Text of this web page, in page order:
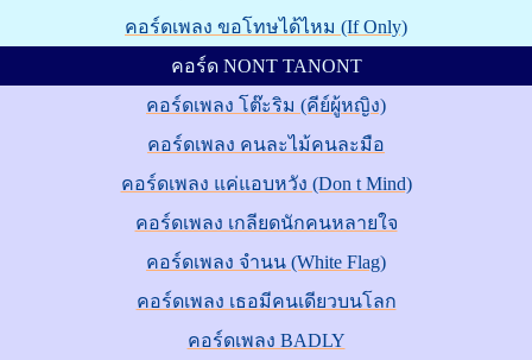
คอร์ดเพลง ขอโทษได้ไหม (If Only)
คอร์ด NONT TANONT
คอร์ดเพลง โต๊ะริม (คีย์ผู้หญิง)
คอร์ดเพลง คนละไม้คนละมือ
คอร์ดเพลง แค่แอบหวัง (Don t Mind)
คอร์ดเพลง เกลียดนักคนหลายใจ
คอร์ดเพลง จำนน (White Flag)
คอร์ดเพลง เธอมีคนเดียวบนโลก
คอร์ดเพลง BADLY